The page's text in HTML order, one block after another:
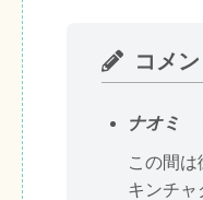
コメ
ナオミ
この間は
キンチャ